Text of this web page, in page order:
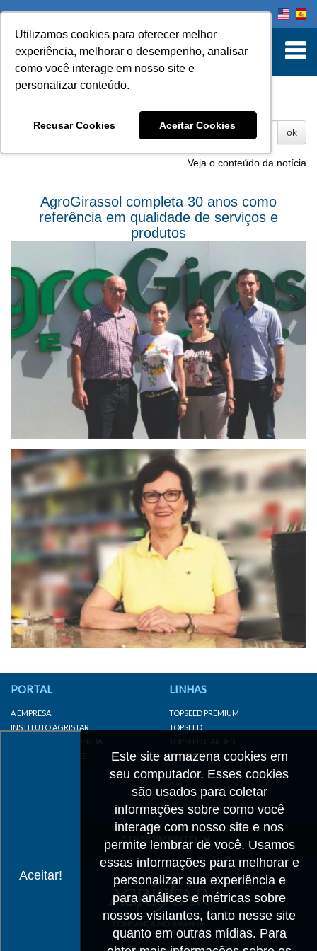
Utilizamos cookies para oferecer melhor
experiência, melhorar o desempenho, analisar
como você interage em nosso site e
personalizar conteúdo.
Recusar Cookies Aceitar Cookies
Onde comprar
ok
AgroGirassol completa 30 anos como
referência em qualidade de serviços e
produtos
Veja o conteúdo da notícia
Aceitar!
Este site armazena cookies em
seu computador. Esses cookies
são usados para coletar
informações sobre como você
interage com nosso site e nos
permite lembrar de você. Usamos
essas informações para melhorar e
personalizar sua experiência e
para análises e métricas sobre
nossos visitantes, tanto nesse site
quanto em outras mídias. Para
PORTAL
A EMPRESA
INSTITUTO AGRISTAR
DISTRIBUIDOR/REVENDA
LINKS IMPORTANTES
LINHAS
TOPSEED PREMIUM
TOPSEED
TOPSEED GARDEN
SUPERSEED
ATENDIMENTO
TRABALHE CONOSCO